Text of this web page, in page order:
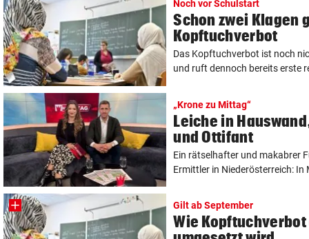
Noch vor Schulstart
Schon zwei Klagen
Kopftuchverbot
Das Kopftuchverbot ist noch
und ruft dennoch bereits erste
„Krone zu Mittag“
Leiche in
und Ottifant
Ein rätselhafter und makabrer
Ermittler in Niederösterreich: In
Gilt ab September
Wie